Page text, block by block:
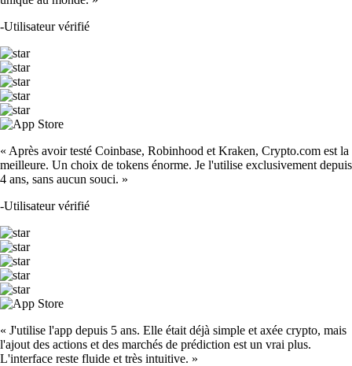
-Utilisateur vérifié
« Après avoir testé Coinbase, Robinhood et Kraken, Crypto.com est la
meilleure. Un choix de tokens énorme. Je l'utilise exclusivement depuis
4 ans, sans aucun souci. »
-Utilisateur vérifié
« J'utilise l'app depuis 5 ans. Elle était déjà simple et axée crypto, mais
l'ajout des actions et des marchés de prédiction est un vrai plus.
L'interface reste fluide et très intuitive. »